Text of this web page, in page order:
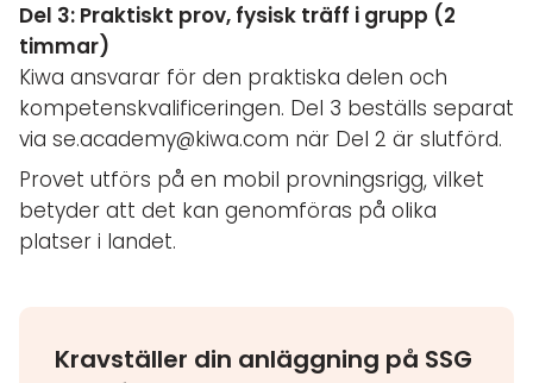
Del 3: Praktiskt prov, fysisk träff i grupp (2
timmar)
Kiwa ansvarar för den praktiska delen och
kompetenskvalificeringen. Del 3 beställs separat
via se.academy@kiwa.com när Del 2 är slutförd.
Provet utförs på en mobil provningsrigg, vilket
betyder att det kan genomföras på olika
platser i landet.
Kravställer din anläggning på SSG